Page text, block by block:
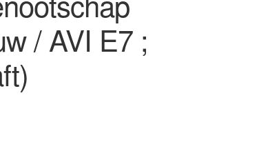
/ AVI E7 ;